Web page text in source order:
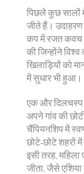
पिछले कुछ सालों
जीते हैं।
कप में रजत कवच
की जिन्होंने
खिलाड़ियों को
में सुधार भी हुआ।
एक और दिलचस्प
अपने गांव की
चैंपियनशिप में
छोटे‑छोटे शहरों
इसी तरह,
जीता, जैसे